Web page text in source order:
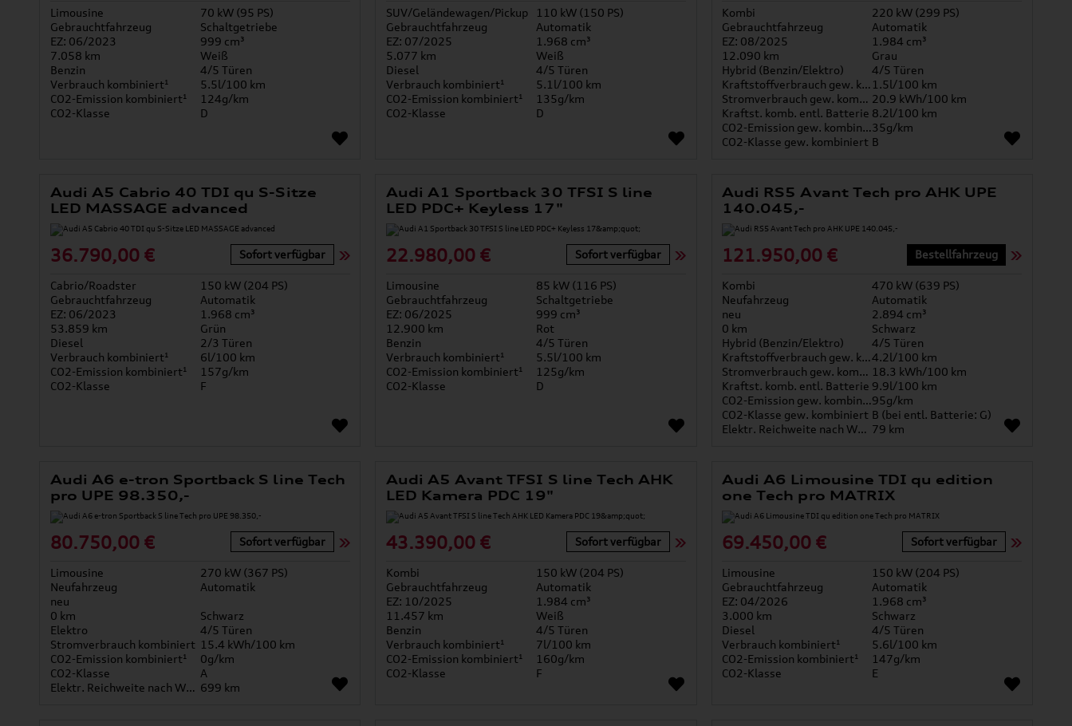
Limousine
70 kW (95 PS)
Gebrauchtfahrzeug
Schaltgetriebe
EZ: 06/2023
999 cm³
7.058 km
Weiß
Benzin
4/5 Türen
Verbrauch kombiniert¹
5.5l/100 km
CO2-Emission kombiniert¹
124g/km
CO2-Klasse
D
SUV/Geländewagen/Pickup
110 kW (150 PS)
Gebrauchtfahrzeug
Automatik
EZ: 07/2025
1.968 cm³
5.077 km
Weiß
Diesel
4/5 Türen
Verbrauch kombiniert¹
5.1l/100 km
CO2-Emission kombiniert¹
135g/km
CO2-Klasse
D
Kombi
220 kW (299 PS)
Gebrauchtfahrzeug
Automatik
EZ: 08/2025
1.984 cm³
12.090 km
Grau
Hybrid (Benzin/Elektro)
4/5 Türen
Kraftstoffverbrauch gew. kombiniert 1.5l/100 km
Stromverbrauch gew. kombiniert 20.9 kWh/100 km
Kraftst. komb. entl. Batterie 8.2l/100 km
CO2-Emission gew. kombiniert35g/km
CO2-Klasse gew. kombiniert B
Audi A5 Cabrio 40 TDI qu S-Sitze
LED MASSAGE advanced
36.790,00 € Sofort verfügbar
Cabrio/Roadster
150 kW (204 PS)
Gebrauchtfahrzeug
Automatik
EZ: 06/2023
1.968 cm³
53.859 km
Grün
Diesel
2/3 Türen
Verbrauch kombiniert¹
6l/100 km
CO2-Emission kombiniert¹
157g/km
CO2-Klasse
F
Audi A1 Sportback 30 TFSI S line
LED PDC+ Keyless 17"
22.980,00 € Sofort verfügbar
Limousine
85 kW (116 PS)
Gebrauchtfahrzeug
Schaltgetriebe
EZ: 06/2025
999 cm³
12.900 km
Rot
Benzin
4/5 Türen
Verbrauch kombiniert¹
5.5l/100 km
CO2-Emission kombiniert¹
125g/km
CO2-Klasse
D
Audi RS5 Avant Tech pro AHK UPE
140.045,-
121.950,00 € Bestellfahrzeug
Kombi
470 kW (639 PS)
Neufahrzeug
Automatik
neu
2.894 cm³
0 km
Schwarz
Hybrid (Benzin/Elektro)
4/5 Türen
Kraftstoffverbrauch gew. kombiniert4.2l/100 km
Stromverbrauch gew. kombiniert 18.3 kWh/100 km
Kraftst. komb. entl. Batterie 9.9l/100 km
CO2-Emission gew. kombiniert95g/km
CO2-Klasse gew. kombiniert B (bei entl. Batterie: G)
Elektr. Reichweite nach WLTP* 79 km
Audi A6 e-tron Sportback S line Tech
pro UPE 98.350,-
80.750,00 € Sofort verfügbar
Limousine
270 kW (367 PS)
Neufahrzeug
Automatik
neu
0 km
Schwarz
Elektro
4/5 Türen
Stromverbrauch kombiniert 15.4 kWh/100 km
CO2-Emission kombiniert¹
0g/km
CO2-Klasse
A
Elektr. Reichweite nach WLTP* 699 km
Audi A5 Avant TFSI S line Tech AHK
LED Kamera PDC 19"
43.390,00 € Sofort verfügbar
Kombi
150 kW (204 PS)
Gebrauchtfahrzeug
Automatik
EZ: 10/2025
1.984 cm³
11.457 km
Weiß
Benzin
4/5 Türen
Verbrauch kombiniert¹
7l/100 km
CO2-Emission kombiniert¹
160g/km
CO2-Klasse
F
Audi A6 Limousine TDI qu edition
one Tech pro MATRIX
69.450,00 € Sofort verfügbar
Limousine
150 kW (204 PS)
Gebrauchtfahrzeug
Automatik
EZ: 04/2026
1.968 cm³
3.000 km
Schwarz
Diesel
4/5 Türen
Verbrauch kombiniert¹
5.6l/100 km
CO2-Emission kombiniert¹
147g/km
CO2-Klasse
E